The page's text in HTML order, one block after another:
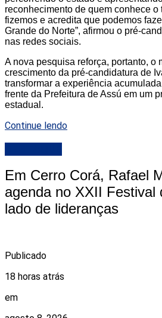
reconhecimento de quem conhece o
fizemos e acredita que podemos
Grande do Norte”, afirmou o pré-
nas redes sociais.
A nova pesquisa reforça, portanto, o
crescimento da pré-candidatura de
transformar a experiência
frente da Prefeitura de Assú em um
estadual.
Continue lendo
Em Cerro Corá, Rafael
agenda no XXII Festival
lado de lideranças
Publicado
18 horas atrás
em